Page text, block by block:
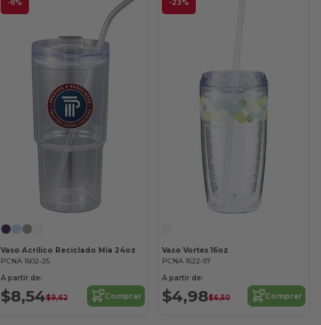
-11%
Vaso Acrílico Reciclado Mia 24oz
PCNA 1602-25
A partir de:
$8,54$9,62 Comprar
-23%
Vaso Vortex 16oz
PCNA 1622-97
A partir de:
$4,98$6,50 Comprar